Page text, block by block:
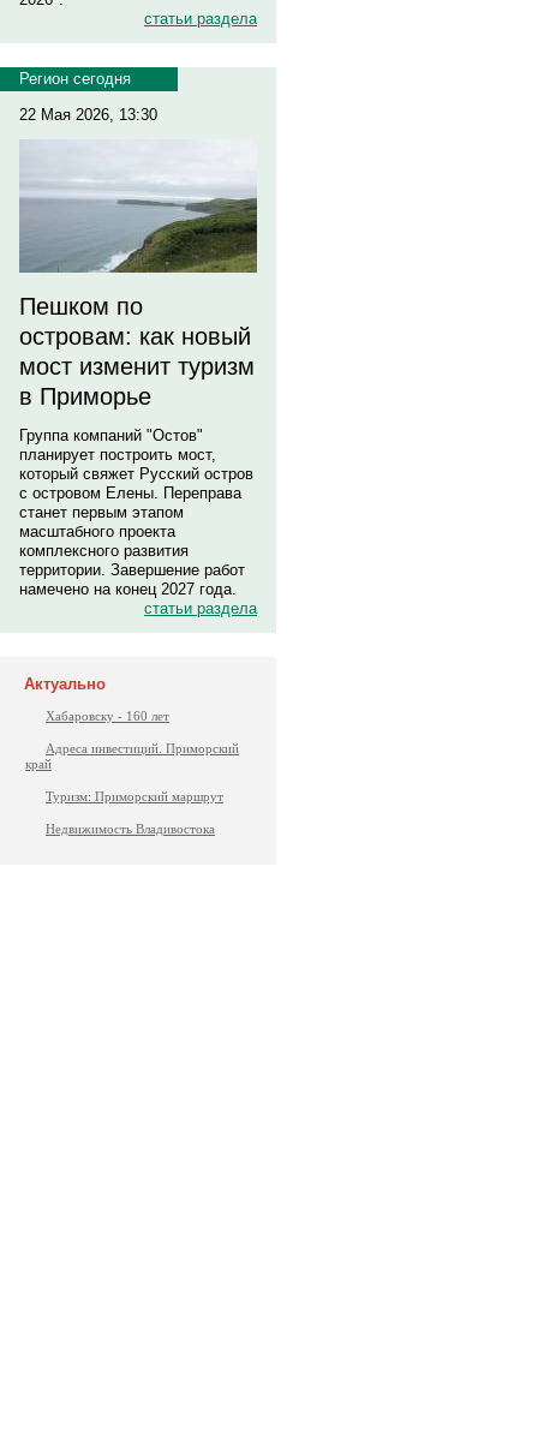
статьи раздела
Регион сегодня
22 Мая 2026, 13:30
Пешком по
островам: как новый
мост изменит туризм
в Приморье
Группа компаний "Остов"
планирует построить мост,
который свяжет Русский остров
с островом Елены. Переправа
станет первым этапом
масштабного проекта
комплексного развития
территории. Завершение работ
намечено на конец 2027 года.
статьи раздела
Актуально
Хабаровску - 160 лет
Адреса инвестиций. Приморский
край
Туризм: Приморский маршрут
Недвижимость Владивостока